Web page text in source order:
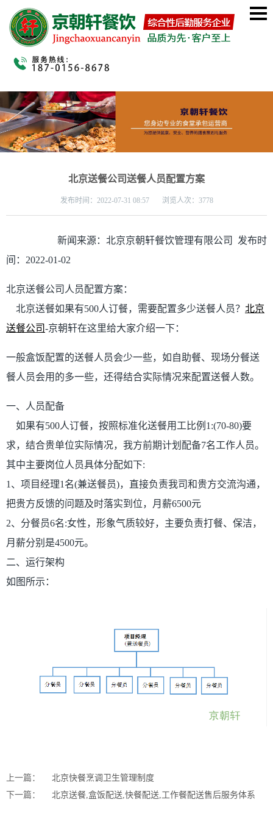
北京送餐公司送餐人员配置方案
发布时间： 2022-07-31 08:57 浏览人次：3778
新闻来源：北京京朝轩餐饮管理有限公司 发布时
间：2022-01-02
北京送餐公司人员配置方案：
北京送餐如果有500人订餐， 需要配置多少送餐人员？ 北京
送餐公司-京朝轩在这里给大家介绍一下：
一般盒饭配置的送餐人员会少一些，如自助餐、现场分餐送
餐人员会用的多一些， 还得结合实际情况来配置送餐人数。
一、人员配备
如果有500人订餐，按照标准化送餐用工比例1:(70-80)要
求，结合贵单位实际情况，我方前期计划配备7名工作人员。
其中主要岗位人员具体分配如下:
1、项目经理1名(兼送餐员)，直接负责我司和贵方交流沟通，
把贵方反馈的问题及时落实到位，月薪6500元
2、 分餐员6名:女性，形象气质较好， 主要负责打餐、保洁，
月薪分别是4500元。
二、运行架构
如图所示：
上一篇：
北京快餐烹调卫生管理制度
下一篇：
北京送餐,盒饭配送,快餐配送,工作餐配送售后服务体系